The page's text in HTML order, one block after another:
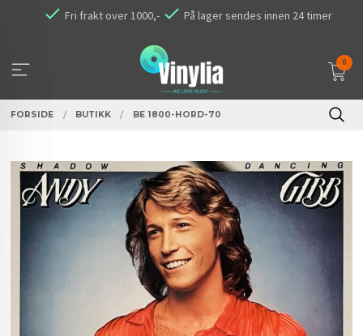
Fri frakt over 1000,- På lager sendes innen 24 timer
0
FORSIDE BUTIKK BE 1800-HORD-70